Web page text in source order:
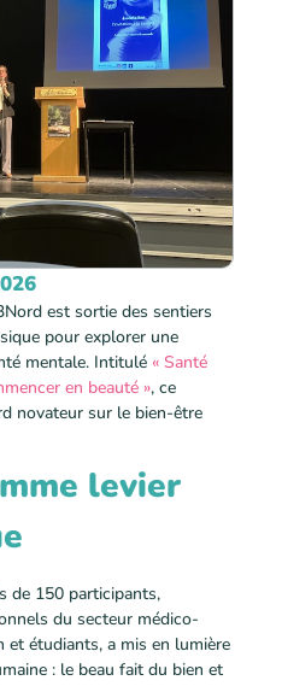
est sortie des sentiers
pour explorer une
mentale. Intitulé « Santé
en beauté », ce
novateur sur le bien-être
levier
de 150 participants,
du secteur médico-
et étudiants, a mis en lumière
: le beau fait du bien et